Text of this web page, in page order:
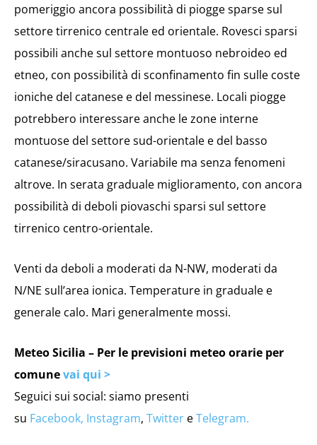
pomeriggio ancora possibilità di piogge sparse sul
settore tirrenico centrale ed orientale. Rovesci sparsi
possibili anche sul settore montuoso nebroideo ed
etneo, con possibilità di sconfinamento fin sulle coste
ioniche del catanese e del messinese. Locali piogge
potrebbero interessare anche le zone interne
montuose del settore sud-orientale e del basso
catanese/siracusano. Variabile ma senza fenomeni
altrove. In serata graduale miglioramento, con ancora
possibilità di deboli piovaschi sparsi sul settore
tirrenico centro-orientale.
Venti da deboli a moderati da N-NW, moderati da
N/NE sull’area ionica. Temperature in graduale e
generale calo. Mari generalmente mossi.
Meteo Sicilia – Per le previsioni meteo orarie per
comunevai qui >
Seguici sui social: siamo presenti
su Facebook, Instagram, Twitter eTelegram.